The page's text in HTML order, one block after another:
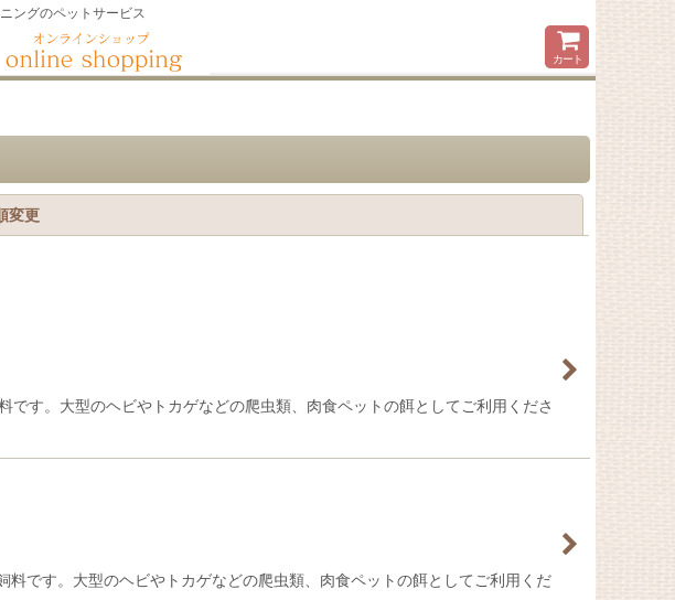
ングのペットサービス
カート
変更
す。大型のヘビやトカゲなどの爬虫類、肉食ペットの餌としてご利用くださ
です。大型のヘビやトカゲなどの爬虫類、肉食ペットの餌としてご利用くだ